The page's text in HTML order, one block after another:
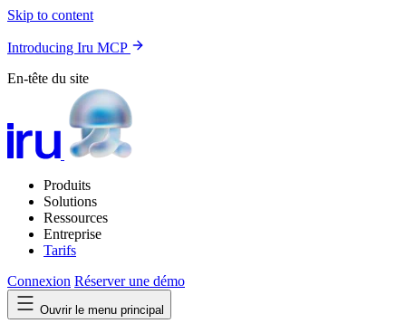
Skip to content
Introducing Iru MCP
En-tête du site
Produits
Solutions
Ressources
Entreprise
Tarifs
Connexion Réserver une démo
Ouvrir le menu principal